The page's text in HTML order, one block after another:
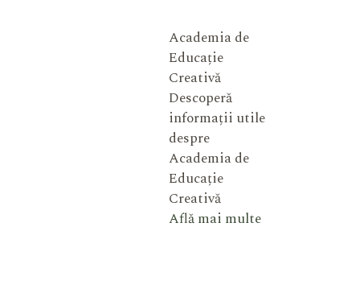
Academia de
Educație
Creativă
Descoperă
informații utile
despre
Academia de
Educație
Creativă
Află mai multe